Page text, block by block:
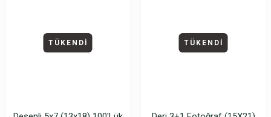
TÜKENDİ TÜKENDİ